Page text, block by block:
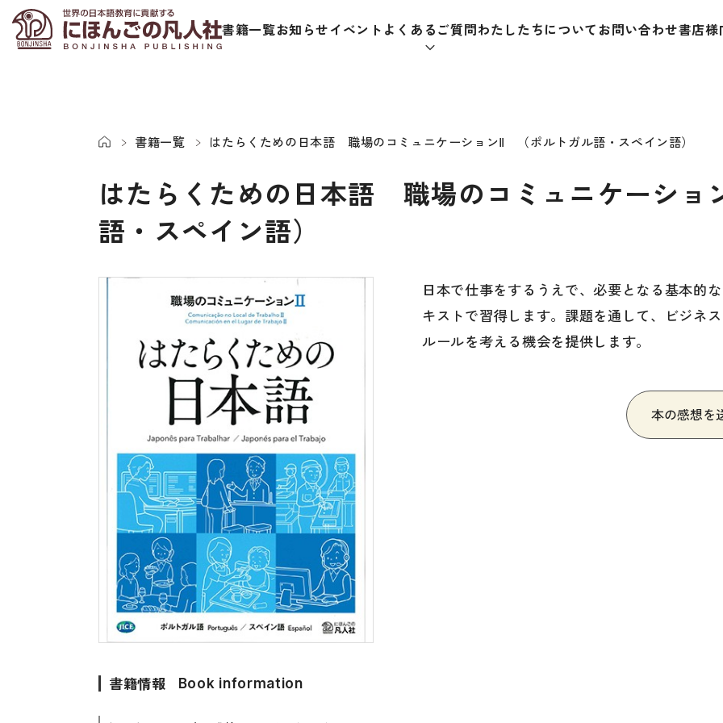
書籍一覧お知らせイベント よくあるご質問わたしたちについてお問い合わせ書店様
日本語学習者用教科書
ビジネスパーソン・研修生向け
短期滞在者向け
留学生向け専門分野
発音・聴解
語彙・表現
表記（かな・漢字）
練習問題
日本語能力試験対策
視聴覚・補助教材
ビデオ・ＤＶＤ
コンピューター
カセットテープ・ＣＤ
カード・ゲーム・絵教材
絵本・子ども向け補助
図表
日本語学習辞典
漢字字典（辞典）
英語辞典
日本語
教室活
語彙・
文章・
書籍一覧 はたらくための日本語 職場のコミュニケーションⅡ （ポルトガル語・スペイン語）
はたらくための日本語 職場のコミュニケーシ
語・スペイン語）
書籍情報 Book information
日本で仕事をするうえで、必要となる基本的
キストで習得します。課題を通して、ビジネ
ルールを考える機会を提供します。
本の感想を